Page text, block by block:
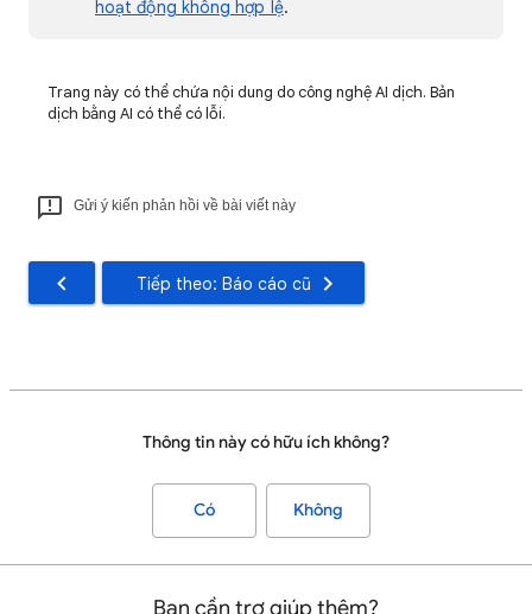
hoạt động không hợp lệ.
Trang này có thể chứa nội dung do công nghệ AI dịch. Bản
dịch bằng AI có thể có lỗi.
Gửi ý kiến phản hồi về bài viết này
Tiếp theo: Báo cáo cũ
Thông tin này có hữu ích không?
Có Không
Bạn cần trợ giúp thêm?